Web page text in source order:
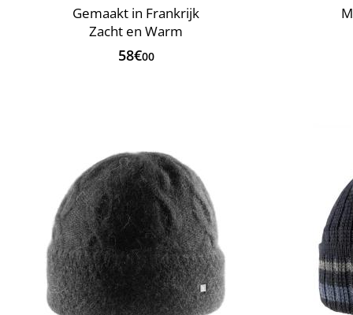
Gemaakt in Frankrijk
Zacht en Warm
58€00